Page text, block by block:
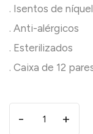
. Isentos de níquel
. Anti-alérgicos
. Esterilizados
- +